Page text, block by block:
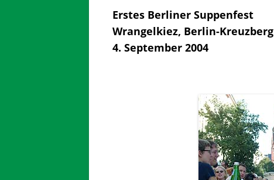
Erstes Berliner Suppenfest
Wrangelkiez, Berlin-Kreuzberg
4. September 2004